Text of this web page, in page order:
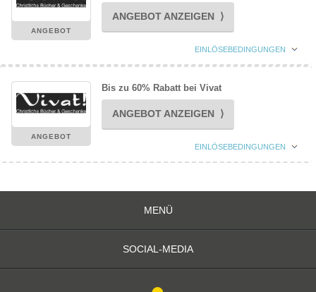
ANGEBOT
ANGEBOT ANZEIGEN ⟩
EINLÖSEBEDINGUNGEN
ANGEBOT
Bis zu 60% Rabatt bei Vivat
ANGEBOT ANZEIGEN ⟩
EINLÖSEBEDINGUNGEN
MENÜ
SOCIAL-MEDIA